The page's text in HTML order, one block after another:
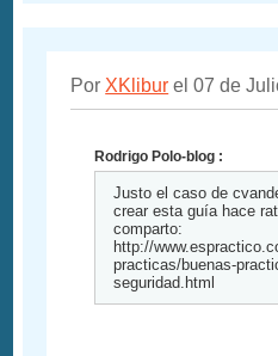
Por XKlibur el 07 de
Rodrigo Polo-blog :
Justo el caso de
crear esta guía hace
comparto:
http://
practicas/buenas-
seguridad.html